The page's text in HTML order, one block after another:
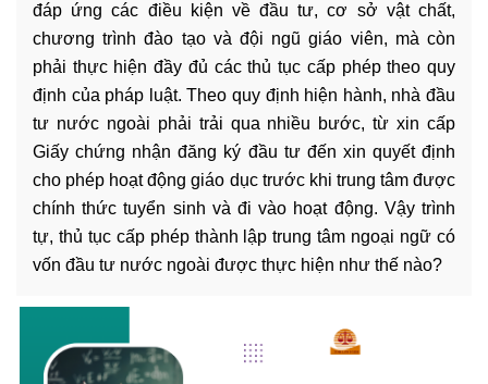
LIÊN
HỆ
đáp ứng các điều kiện về đầu tư, cơ sở vật chất,
chương trình đào tạo và đội ngũ giáo viên, mà còn
phải thực hiện đầy đủ các thủ tục cấp phép theo quy
định của pháp luật. Theo quy định hiện hành, nhà đầu
tư nước ngoài phải trải qua nhiều bước, từ xin cấp
Giấy chứng nhận đăng ký đầu tư đến xin quyết định
cho phép hoạt động giáo dục trước khi trung tâm được
chính thức tuyển sinh và đi vào hoạt động. Vậy trình
tự, thủ tục cấp phép thành lập trung tâm ngoại ngữ có
vốn đầu tư nước ngoài được thực hiện như thế nào?